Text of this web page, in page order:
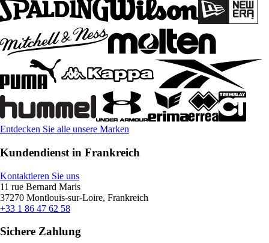
Entdecken Sie alle unsere Marken
Kundendienst in Frankreich
Kontaktieren Sie uns
11 rue Bernard Maris
37270 Montlouis-sur-Loire, Frankreich
+33 1 86 47 62 58
Sichere Zahlung